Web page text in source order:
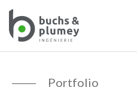
Portfolio